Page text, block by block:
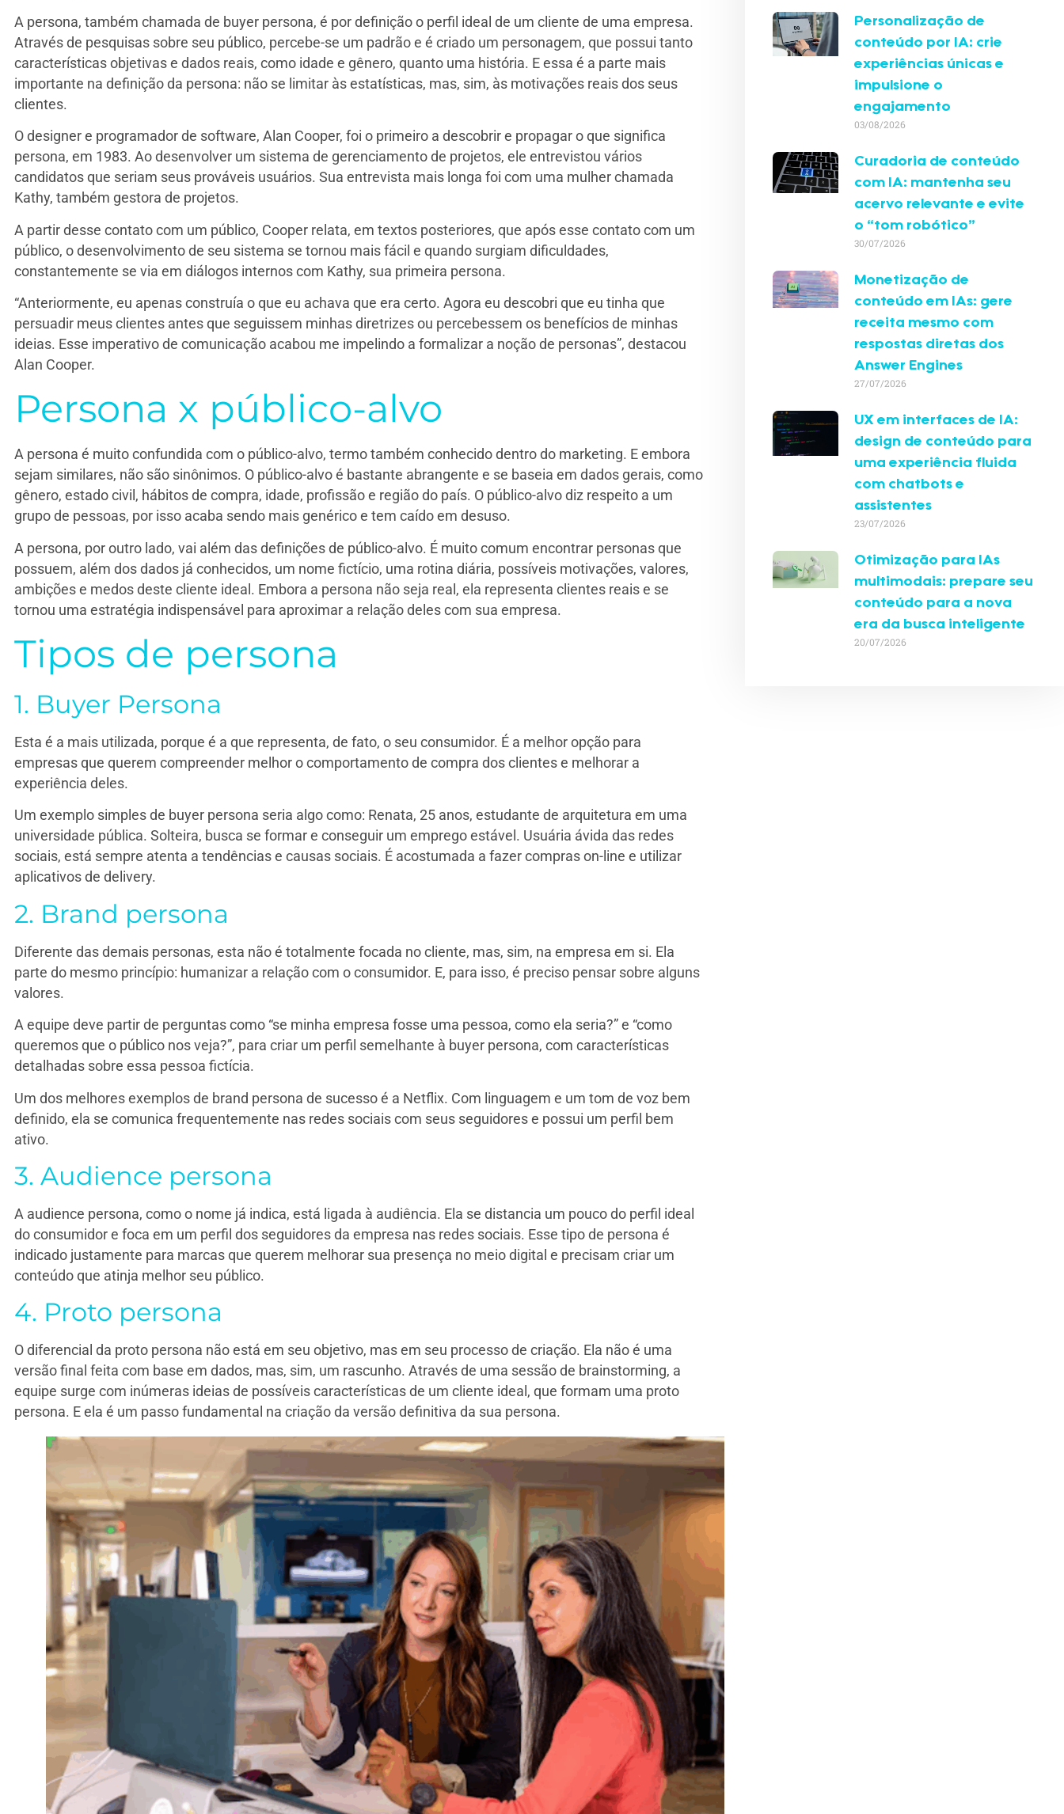
A persona, também chamada de buyer persona, é por definição o perfil ideal de um cliente de uma empresa.
Através de pesquisas sobre seu público, percebe-se um padrão e é criado um personagem, que possui tanto
características objetivas e dados reais, como idade e gênero, quanto uma história. E essa é a parte mais
importante na definição da persona: não se limitar às estatísticas, mas, sim, às motivações reais dos seus
clientes.
O designer e programador de software, Alan Cooper, foi o primeiro a descobrir e propagar o que significa
persona, em 1983. Ao desenvolver um sistema de gerenciamento de projetos, ele entrevistou vários
candidatos que seriam seus prováveis usuários. Sua entrevista mais longa foi com uma mulher chamada
Kathy, também gestora de projetos.
A partir desse contato com um público, Cooper relata, em textos posteriores, que após esse contato com um
público, o desenvolvimento de seu sistema se tornou mais fácil e quando surgiam dificuldades,
constantemente se via em diálogos internos com Kathy, sua primeira persona.
“Anteriormente, eu apenas construía o que eu achava que era certo. Agora eu descobri que eu tinha que
persuadir meus clientes antes que seguissem minhas diretrizes ou percebessem os benefícios de minhas
ideias. Esse imperativo de comunicação acabou me impelindo a formalizar a noção de personas”, destacou
Alan Cooper.
Persona x público-alvo
A persona é muito confundida com o público-alvo, termo também conhecido dentro do marketing. E embora
sejam similares, não são sinônimos. O público-alvo é bastante abrangente e se baseia em dados gerais, como
gênero, estado civil, hábitos de compra, idade, profissão e região do país. O público-alvo diz respeito a um
grupo de pessoas, por isso acaba sendo mais genérico e tem caído em desuso.
A persona, por outro lado, vai além das definições de público-alvo. É muito comum encontrar personas que
possuem, além dos dados já conhecidos, um nome fictício, uma rotina diária, possíveis motivações, valores,
ambições e medos deste cliente ideal. Embora a persona não seja real, ela representa clientes reais e se
tornou uma estratégia indispensável para aproximar a relação deles com sua empresa.
Tipos de persona
1. Buyer Persona
Esta é a mais utilizada, porque é a que representa, de fato, o seu consumidor. É a melhor opção para
empresas que querem compreender melhor o comportamento de compra dos clientes e melhorar a
experiência deles.
Um exemplo simples de buyer persona seria algo como: Renata, 25 anos, estudante de arquitetura em uma
universidade pública. Solteira, busca se formar e conseguir um emprego estável. Usuária ávida das redes
sociais, está sempre atenta a tendências e causas sociais. É acostumada a fazer compras on-line e utilizar
aplicativos de delivery.
2. Brand persona
Diferente das demais personas, esta não é totalmente focada no cliente, mas, sim, na empresa em si. Ela
parte do mesmo princípio: humanizar a relação com o consumidor. E, para isso, é preciso pensar sobre alguns
valores.
A equipe deve partir de perguntas como “se minha empresa fosse uma pessoa, como ela seria?” e “como
queremos que o público nos veja?”, para criar um perfil semelhante à buyer persona, com características
detalhadas sobre essa pessoa fictícia.
Um dos melhores exemplos de brand persona de sucesso é a Netflix. Com linguagem e um tom de voz bem
definido, ela se comunica frequentemente nas redes sociais com seus seguidores e possui um perfil bem
ativo.
3. Audience persona
A audience persona, como o nome já indica, está ligada à audiência. Ela se distancia um pouco do perfil ideal
do consumidor e foca em um perfil dos seguidores da empresa nas redes sociais. Esse tipo de persona é
indicado justamente para marcas que querem melhorar sua presença no meio digital e precisam criar um
conteúdo que atinja melhor seu público.
4. Proto persona
O diferencial da proto persona não está em seu objetivo, mas em seu processo de criação. Ela não é uma
versão final feita com base em dados, mas, sim, um rascunho. Através de uma sessão de brainstorming, a
equipe surge com inúmeras ideias de possíveis características de um cliente ideal, que formam uma proto
persona. E ela é um passo fundamental na criação da versão definitiva da sua persona.
Personalização de
conteúdo por IA: crie
experiências únicas e
impulsione o
engajamento
03/08/2026
Curadoria de conteúdo
com IA: mantenha seu
acervo relevante e evite
o “tom robótico”
30/07/2026
Monetização de
conteúdo em IAs: gere
receita mesmo com
respostas diretas dos
Answer Engines
27/07/2026
UX em interfaces de IA:
design de conteúdo para
uma experiência fluida
com chatbots e
assistentes
23/07/2026
Otimização para IAs
multimodais: prepare seu
conteúdo para a nova
era da busca inteligente
20/07/2026